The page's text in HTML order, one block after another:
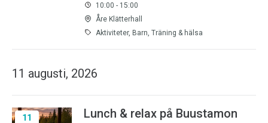
10:00 - 15:00
Åre Klätterhall
Aktiviteter, Barn, Träning & hälsa
11 augusti, 2026
11 Lunch & relax på Buustamon